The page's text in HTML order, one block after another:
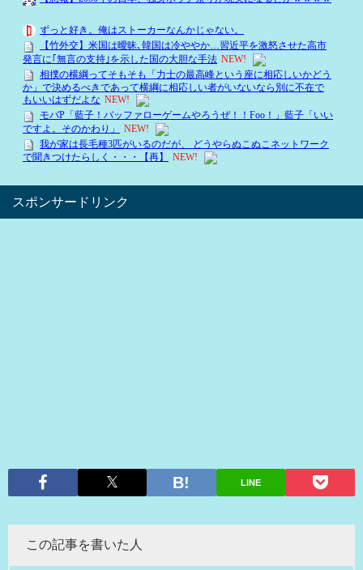
スポンサードリンク
LINE
この記事を書いた人